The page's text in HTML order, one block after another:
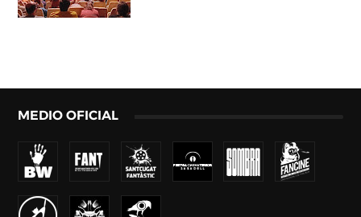
MEDIO OFICIAL